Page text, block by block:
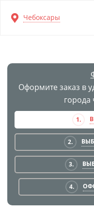
Перейти
к
Чебоксары
Оформите заказ в
города
1.
2.
3.
4.